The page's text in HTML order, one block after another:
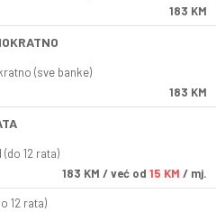
183 KM
(sve banke)
183 KM
12 rata)
183 KM / već od 15 KM / mj.
12 rata)